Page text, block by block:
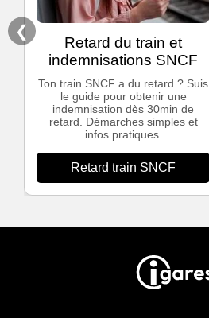
❮
Retard du train et
indemnisations SNCF
Ton train SNCF a du retard ? Suis
le guide pour obtenir une
indemnisation dès 30min de
retard. Démarches simples et
infos pratiques.
Retard train SNCF